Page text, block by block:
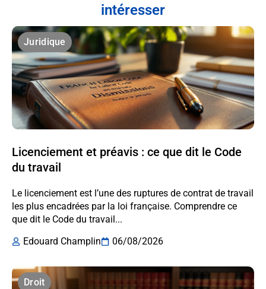
intéresser
Juridique
Licenciement et préavis : ce que dit le Code
du travail
Le licenciement est l’une des ruptures de contrat de travail
les plus encadrées par la loi française. Comprendre ce
que dit le Code du travail...
Edouard Champlin
06/08/2026
Droit